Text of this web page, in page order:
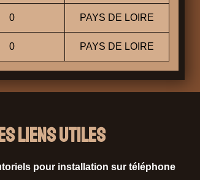
0 PAYS DE LOIRE
0 PAYS DE LOIRE
liens utiles
pour installation sur téléphone